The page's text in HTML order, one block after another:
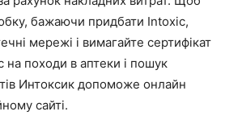
бажаючи придбати Intoxic,
мережі і вимагайте сертифікат
на походи в аптеки і пошук
Интоксик допоможе онлайн
сайті.